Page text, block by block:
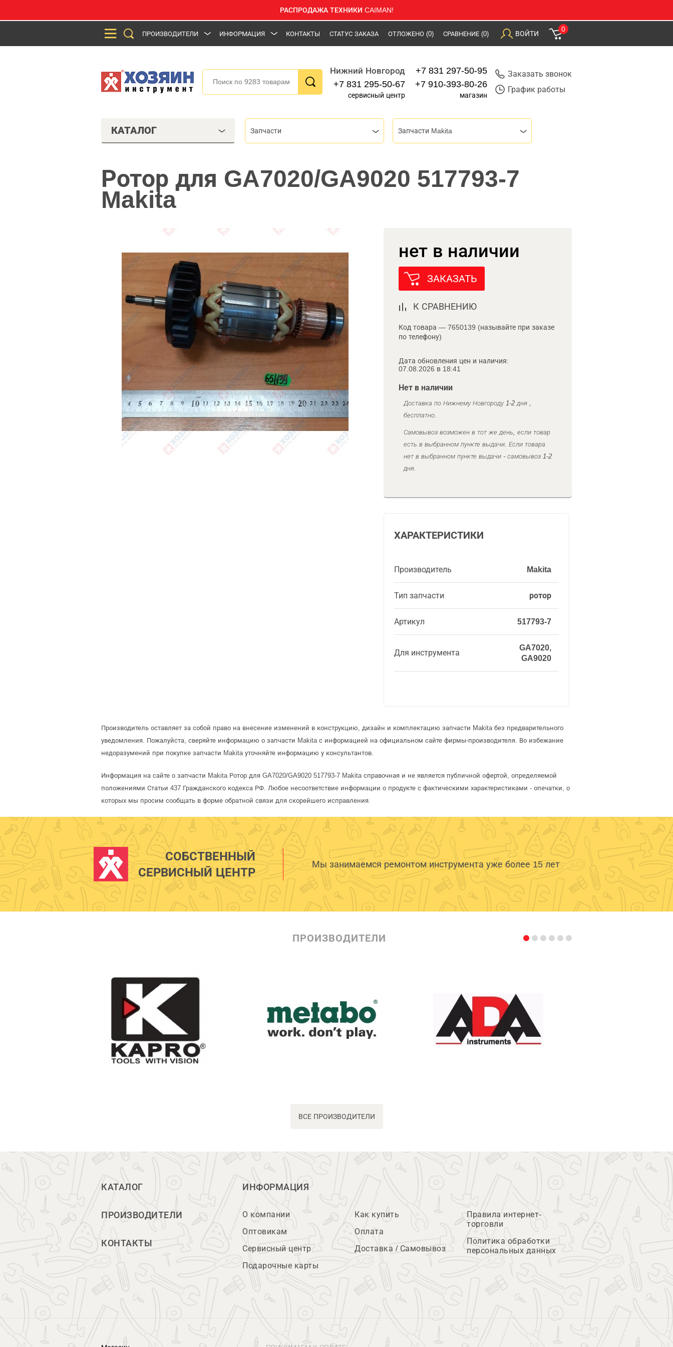
РАСПРОДАЖА ТЕХНИКИ CAIMAN!
ПРОИЗВОДИТЕЛИ ИНФОРМАЦИЯ КОНТАКТЫ СТАТУС ЗАКАЗА ОТЛОЖЕНО (0) СРАВНЕНИЕ (0) ВОЙТИ
0
Нижний Новгород
+7 831 295-50-67
сервисный центр
+7 831 297-50-95
+7 910-393-80-26
магазин
Заказать звонок
График работы
КАТАЛОГ Запчасти Запчасти Makita
Ротор для GA7020/GA9020 517793-7
Makita
нет в наличии
ЗАКАЗАТЬ
К СРАВНЕНИЮ
Код товара — 7650139 (называйте при заказе
по телефону)
Дата обновления цен и наличия:
07.08.2026 в 18:41
Нет в наличии
Доставка по Нижнему Новгороду 1-2 дня ,
бесплатно.
Самовывоз возможен в тот же день, если товар
есть в выбранном пункте выдачи. Если товара
нет в выбранном пункте выдачи - самовывоз 1-2
дня.
ХАРАКТЕРИСТИКИ
Производитель Makita
Тип запчасти ротор
Артикул 517793-7
Для инструмента
GA7020,
GA9020
Производитель оставляет за собой право на внесение изменений в конструкцию, дизайн и комплектацию запчасти Makita без предварительного
уведомления. Пожалуйста, сверяйте информацию о запчасти Makita с информацией на официальном сайте фирмы-производителя. Во избежание
недоразумений при покупке запчасти Makita уточняйте информацию у консультантов.
Информация на сайте о запчасти Makita Ротор для GA7020/GA9020 517793-7 Makita справочная и не является публичной офертой, определяемой
положениями Статьи 437 Гражданского кодекса РФ. Любое несоответствие информации о продукте с фактическими характеристиками - опечатки, о
которых мы просим сообщать в форме обратной связи для скорейшего исправления.
СОБСТВЕННЫЙ
СЕРВИСНЫЙ ЦЕНТР
Мы занимаемся ремонтом инструмента уже более 15 лет
ПРОИЗВОДИТЕЛИ
ВСЕ ПРОИЗВОДИТЕЛИ
КАТАЛОГ
ПРОИЗВОДИТЕЛИ
КОНТАКТЫ
ИНФОРМАЦИЯ
О компании
Оптовикам
Сервисный центр
Подарочные карты
Как купить
Оплата
Доставка / Самовывоз
Правила интернет-
торговли
Политика обработки
персональных данных